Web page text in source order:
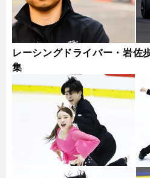
レーシングドライバー・岩佐
集